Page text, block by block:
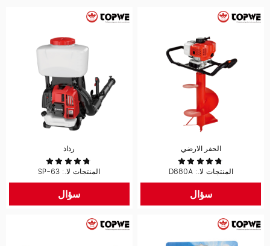
الحفر الارضي
المنتجات لا.: D880A
سؤال
رذاذ
المنتجات لا.: SP-63
سؤال